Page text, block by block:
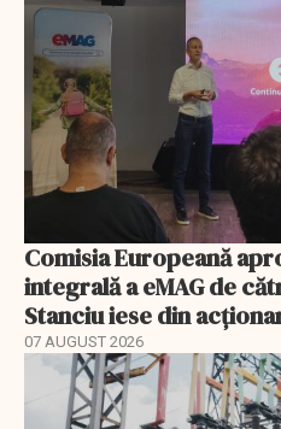
Comisia Europeană
integrală a eMAG de
Stanciu iese din
07 AUGUST 2026